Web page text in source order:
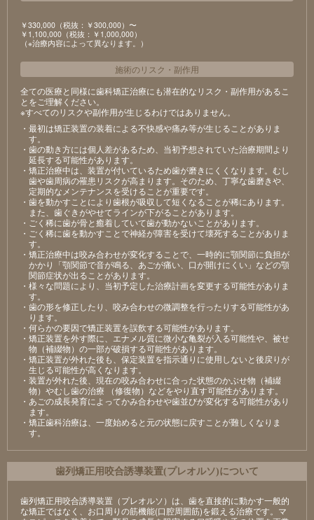
￥330,000（税抜：￥300,000）〜
￥1,100,000（税抜：￥1,000,000）
（※治療内容によって異なります。）
施術のリスク ・ 副作用
全ての医療と同様に歯科矯正治療にも潜在的なリスク・副作用があるこ
とをご理解ください。
※すべてのリスクや副作用が生じるわけではありません。
・最初は矯正装置の装着による不快感や痛み等が生じることがありま
す。
・歯の動き方には個人差があるため、当初予想されていた治療期間より
延長する可能性があります。
・矯正治療中は、装置が付いているため歯が磨きにくくなります。むし
歯や歯周病の罹患リスクが高まります。そのため、丁寧な歯磨きや、
定期的なメンテナンスを受けることが重要です。
・歯を動かすことにより歯根が吸収して短くなることが稀にあります。
また、歯ぐきがやせてラインが下がることがあります。
・ごく稀に歯が骨と癒着していて歯が動かないことがあります。
・ごく稀に歯を動かすことで神経が障害を受けて壊死することがありま
す。
・矯正治療中は咬み合わせが変化することで、一時的に顎関節に負担が
かかり「顎関節で音が鳴る、あごが痛い、口が開けにくい」などの顎
関節症状が出ることがあります。
・様々な問題により、当初予定した治療計画を変更する可能性がありま
す。
・歯の形を修正したり、咬み合わせの微調整を行ったりする可能性があ
ります。
・何らかの要因で矯正装置を誤飲する可能性があります。
・矯正装置を外す際に、エナメル質に微小な亀裂が入る可能性や、被せ
物（補綴物）の一部が破損する可能性があります。
・矯正装置が外れた後も、保定装置を指示通りに使用しないと後戻りが
生じる可能性が高くなります。
・装置が外れた後、現在の咬み合わせに合った状態のかぶせ物（補綴
物）やむし歯の治療 （修復物）などをやり直す可能性があります。
・あごの成長発育によってかみ合わせや歯並びが変化する可能性があり
ます。
・矯正歯科治療は、一度始めると元の状態に戻すことが難しくなりま
す。
⻭列矯正⽤咬合誘導装置(プレオルソ)について
歯列矯正用咬合誘導装置（プレオルソ）は、歯を直接的に動かす一般的
な矯正ではなく、お口周りの筋機能(口腔周囲筋)を鍛える治療です。マ